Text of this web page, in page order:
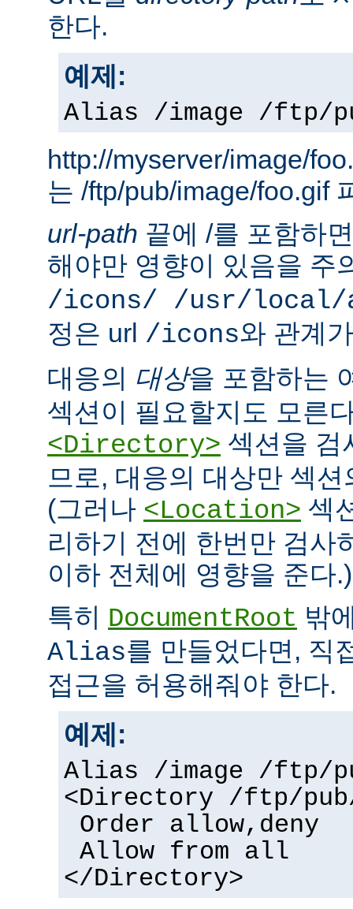
한다.
예제:
Alias /image /ftp/
http://myserver/image/
는 /ftp/pub/image/foo.gif
url-path 끝에 /를 포함하
해야만 영향이 있음을 주
/icons/ /usr/local/
정은 url /icons와 관계
대응의 대상을 포함하는
섹션이 필요할지도 모른
<Directory> 섹션을 검
므로, 대응의 대상만 섹
(그러나 <Location> 섹
리하기 전에 한번만 검사
이하 전체에 영향을 준다.)
특히 DocumentRoot 밖
Alias를 만들었다면, 직
접근을 허용해줘야 한다.
예제:
Alias /image /ftp/
<Directory /ftp/pub/
Order allow,deny
Allow from all
</Directory>